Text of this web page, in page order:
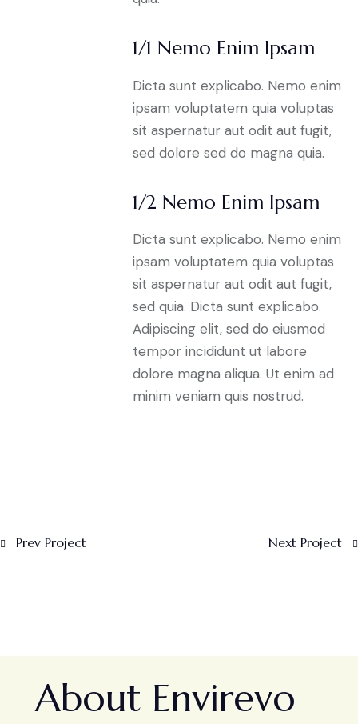
1/1 Nemo Enim Ipsam
Dicta sunt explicabo. Nemo enim
ipsam voluptatem quia voluptas
sit aspernatur aut odit aut fugit,
sed dolore sed do magna quia.
1/2 Nemo Enim Ipsam
Dicta sunt explicabo. Nemo enim
ipsam voluptatem quia voluptas
sit aspernatur aut odit aut fugit,
sed quia. Dicta sunt explicabo.
Adipiscing elit, sed do eiusmod
tempor incididunt ut labore
dolore magna aliqua. Ut enim ad
minim veniam quis nostrud.
Prev Project Next Project
About Envirevo